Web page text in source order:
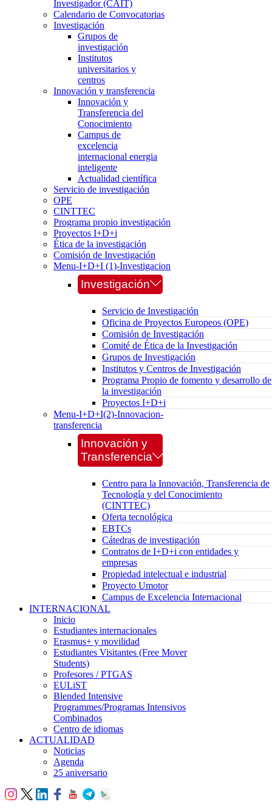
Investigador (CAIT)
Calendario de Convocatorias
Investigación
Grupos de
investigación
Institutos
universitarios y
centros
Innovación y transferencia
Innovación y
Transferencia del
Conocimiento
Campus de
excelencia
internacional energia
inteligente
Actualidad científica
Servicio de investigación
OPE
CINTTEC
Programa propio investigación
Proyectos I+D+i
Ética de la investigación
Comisión de Investigación
Menu-I+D+I (1)-Investigacion
Investigación
Servicio de Investigación
Oficina de Proyectos Europeos (OPE)
Comisión de Investigación
Comité de Ética de la Investigación
Grupos de Investigación
Institutos y Centros de Investigación
Programa Propio de fomento y desarrollo de
la investigación
Proyectos I+D+i
Menu-I+D+I(2)-Innovacion-
transferencia
Innovación y
Transferencia
Centro para la Innovación, Transferencia de
Tecnología y del Conocimiento
(CINTTEC)
Oferta tecnológica
EBTCs
Cátedras de investigación
Contratos de I+D+i con entidades y
empresas
Propiedad intelectual e industrial
Proyecto Umotor
Campus de Excelencia Internacional
INTERNACIONAL
Inicio
Estudiantes internacionales
Erasmus+ y movilidad
Estudiantes Visitantes (Free Mover
Students)
Profesores / PTGAS
EULiST
Blended Intensive
Programmes/Programas Intensivos
Combinados
Centro de idiomas
ACTUALIDAD
Noticias
Agenda
25 aniversario